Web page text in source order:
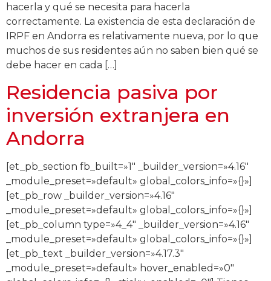
hacerla y qué se necesita para hacerla
correctamente. La existencia de esta declaración de
IRPF en Andorra es relativamente nueva, por lo que
muchos de sus residentes aún no saben bien qué se
debe hacer en cada […]
Residencia pasiva por
inversión extranjera en
Andorra
[et_pb_section fb_built=»1″ _builder_version=»4.16″
_module_preset=»default» global_colors_info=»{}»]
[et_pb_row _builder_version=»4.16″
_module_preset=»default» global_colors_info=»{}»]
[et_pb_column type=»4_4″ _builder_version=»4.16″
_module_preset=»default» global_colors_info=»{}»]
[et_pb_text _builder_version=»4.17.3″
_module_preset=»default» hover_enabled=»0″